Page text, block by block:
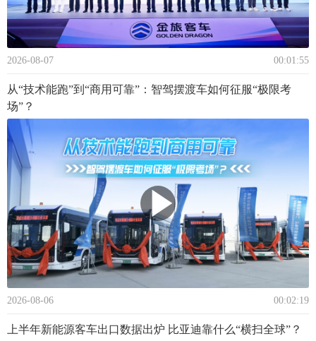
2026-08-07 00:01:55
从“技术能跑”到“商用可靠”：智驾摆渡车如何征服“极限考
场”？
2026-08-06 00:02:19
上半年新能源客车出口数据出炉 比亚迪靠什么“横扫全球”？